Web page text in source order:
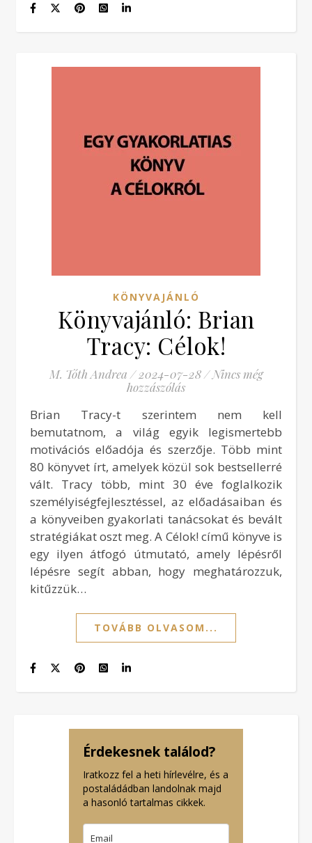
KÖNYVAJÁNLÓ
Könyvajánló: Brian
Tracy: Célok!
M. Tóth Andrea / 2024-07-28 / Nincs még
hozzászólás
Brian Tracy-t szerintem nem kell
bemutatnom, a világ egyik legismertebb
motivációs előadója és szerzője. Több mint
80 könyvet írt, amelyek közül sok bestsellerré
vált. Tracy több, mint 30 éve foglalkozik
személyiségfejlesztéssel, az előadásaiban és
a könyveiben gyakorlati tanácsokat és bevált
stratégiákat oszt meg. A Célok! című könyve is
egy ilyen átfogó útmutató, amely lépésről
lépésre segít abban, hogy meghatározzuk,
kitűzzük…
TOVÁBB OLVASOM...
Érdekesnek találod?
Iratkozz fel a heti hírlevélre, és a
postaládádban landolnak majd
a hasonló tartalmas cikkek.